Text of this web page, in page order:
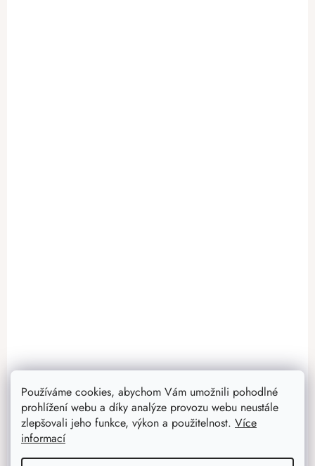
Používáme cookies, abychom Vám umožnili pohodlné
prohlížení webu a díky analýze provozu webu neustále
zlepšovali jeho funkce, výkon a použitelnost. Více
informací